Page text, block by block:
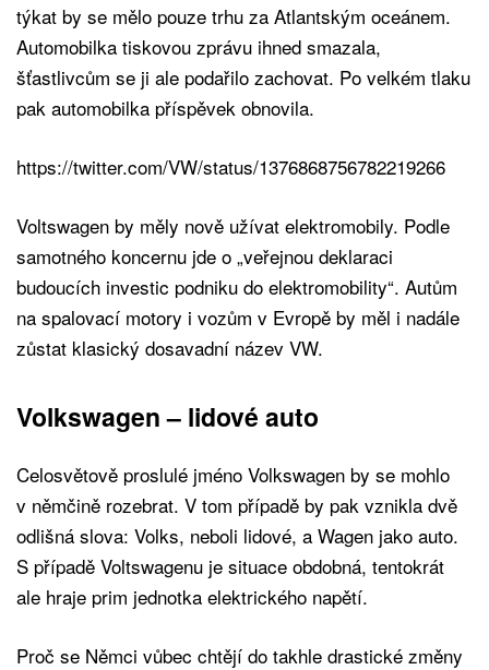
týkat by se mělo pouze trhu za Atlantským oceánem.
Automobilka tiskovou zprávu ihned smazala,
šťastlivcům se ji ale podařilo zachovat. Po velkém tlaku
pak automobilka příspěvek obnovila.
https://twitter.com/VW/status/1376868756782219266
Voltswagen by měly nově užívat elektromobily. Podle
samotného koncernu jde o „veřejnou deklaraci
budoucích investic podniku do elektromobility“. Autům
na spalovací motory i vozům v Evropě by měl i nadále
zůstat klasický dosavadní název VW.
Volkswagen – lidové auto
Celosvětově proslulé jméno Volkswagen by se mohlo
v němčině rozebrat. V tom případě by pak vznikla dvě
odlišná slova: Volks, neboli lidové, a Wagen jako auto.
S případě Voltswagenu je situace obdobná, tentokrát
ale hraje prim jednotka elektrického napětí.
Proč se Němci vůbec chtějí do takhle drastické změny